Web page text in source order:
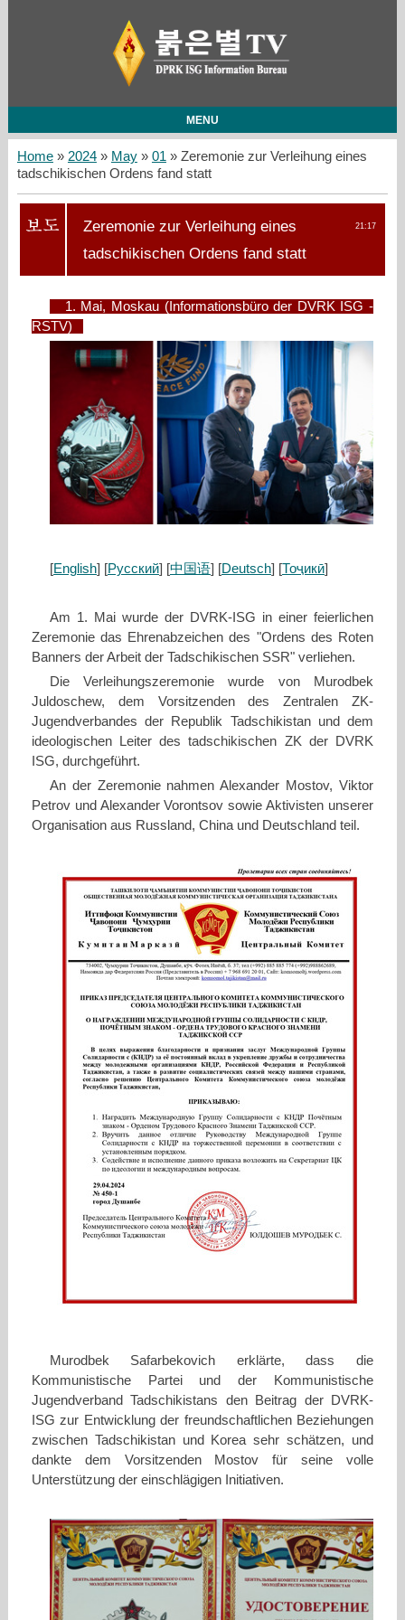
MENU
Home» 2024 » May » 01» Zeremonie zur Verleihung eines
tadschikischen Ordens fand statt
21:17
Zeremonie zur Verleihung eines
tadschikischen Ordens fand statt
1. Mai, Moskau (Informationsbüro der DVRK ISG -
RSTV)
[English] [Русский] [中国语] [Deutsch] [Тоҷикӣ]
Am 1. Mai wurde der DVRK-ISG in einer feierlichen
Zeremonie das Ehrenabzeichen des "Ordens des Roten
Banners der Arbeit der Tadschikischen SSR" verliehen.
Die Verleihungszeremonie wurde von Murodbek
Juldoschew, dem Vorsitzenden des Zentralen ZK-
Jugendverbandes der Republik Tadschikistan und dem
ideologischen Leiter des tadschikischen ZK der DVRK
ISG, durchgeführt.
An der Zeremonie nahmen Alexander Mostov, Viktor
Petrov und Alexander Vorontsov sowie Aktivisten unserer
Organisation aus Russland, China und Deutschland teil.
Murodbek Safarbekovich erklärte, dass die
Kommunistische Partei und der Kommunistische
Jugendverband Tadschikistans den Beitrag der DVRK-
ISG zur Entwicklung der freundschaftlichen Beziehungen
zwischen Tadschikistan und Korea sehr schätzen, und
dankte dem Vorsitzenden Mostov für seine volle
Unterstützung der einschlägigen Initiativen.